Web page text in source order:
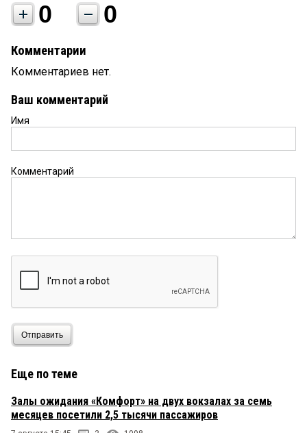
0 0
Комментарии
Комментариев нет.
Ваш комментарий
Имя
Комментарий
Отправить
Еще по теме
Залы ожидания «Комфорт» на двух вокзалах за семь
месяцев посетили 2,5 тысячи пассажиров